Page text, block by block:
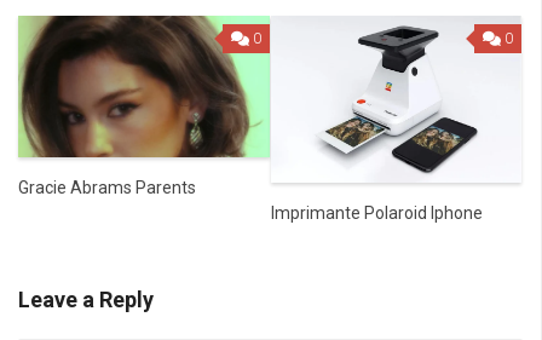
0
Gracie Abrams Parents
0
Imprimante Polaroid Iphone
Leave a Reply